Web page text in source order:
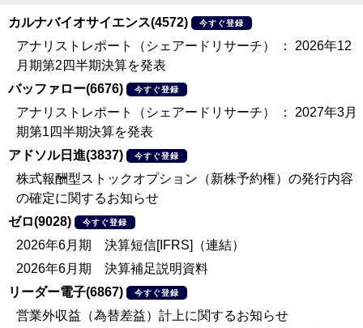
カルナバイオサイエンス(4572) 今すぐ登録
アナリストレポート（シェアードリサーチ） ： 2026年12
月期第2四半期決算を発表
バッファロー(6676)
今すぐ登録
アナリストレポート（シェアードリサーチ） ： 2027年3月
期第1四半期決算を発表
アドソル日進(3837)
今すぐ登録
株式報酬型ストックオプション（新株予約権）の発行内容
の確定に関するお知らせ
ゼロ(9028)
今すぐ登録
2026年6月期 決算短信[IFRS]（連結）
2026年6月期 決算補足説明資料
リーダー電子(6867)
今すぐ登録
営業外収益（為替差益）計上に関するお知らせ